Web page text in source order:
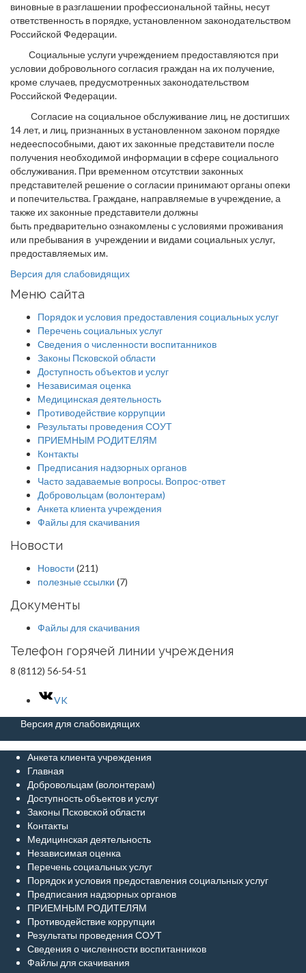
виновные в раз­глашении профессиональной тайны, несут
ответственность в порядке, установленном законодатель­ством
Российской Федерации.
Социальные услуги учреждением предоставляются при
условии добровольного согласия граждан на их получение,
кроме случаев, предусмотренных законодательством
Российской Федерации.
Согласие на социальное обслуживание лиц, не достигших
14 лет, и лиц, признанных в установленном законом порядке
недееспособными, дают их законные представители после
получения необходимой информации в сфере социального
обслуживания. При временном отсутствии законных
представителей решение о согласии принимают органы опеки
и попечительства. Граждане, направляемые в учреждение, а
также их законные представители должны
быть предварительно ознакомлены с условиями проживания
или пребывания в учреждении и видами социальных услуг,
предоставляемых им.
Версия для слабовидящих
Меню сайта
Порядок и условия предоставления социальных услуг
Перечень социальных услуг
Сведения о численности воспитанников
Законы Псковской области
Доступность объектов и услуг
Независимая оценка
Медицинская деятельность
Противодействие коррупции
Результаты проведения СОУТ
ПРИЕМНЫМ РОДИТЕЛЯМ
Контакты
Предписания надзорных органов
Часто задаваемые вопросы. Вопрос-ответ
Добровольцам (волонтерам)
Анкета клиента учреждения
Файлы для скачивания
Новости
Новости (211)
полезные ссылки (7)
Документы
Файлы для скачивания
Телефон горячей линии учреждения
8 (8112) 56-54-51
VK
Версия для слабовидящих
Анкета клиента учреждения
Главная
Добровольцам (волонтерам)
Доступность объектов и услуг
Законы Псковской области
Контакты
Медицинская деятельность
Независимая оценка
Перечень социальных услуг
Порядок и условия предоставления социальных услуг
Предписания надзорных органов
ПРИЕМНЫМ РОДИТЕЛЯМ
Противодействие коррупции
Результаты проведения СОУТ
Сведения о численности воспитанников
Файлы для скачивания